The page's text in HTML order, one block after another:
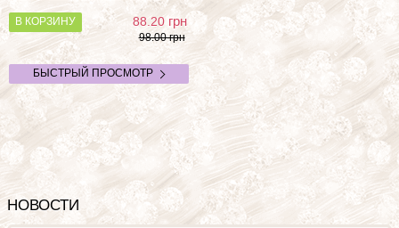
В КОРЗИНУ 88.20грн
98.00 грн
БЫСТРЫЙ ПРОСМОТР
НОВОСТИ